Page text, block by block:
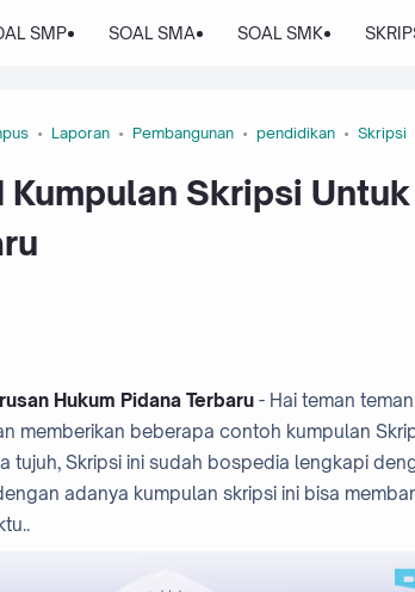
SMP SOAL SMA SOAL SMK
Laporan Pembangunan pendidikan Skripsi
Skripsi Untuk
Hukum Pidana Terbaru - Hai teman
memberikan beberapa contoh kumpulan
tujuh, Skripsi ini sudah bospedia lengkapi
adanya kumpulan skripsi ini bisa